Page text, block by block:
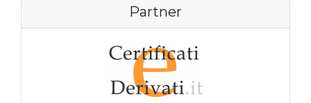
Partner